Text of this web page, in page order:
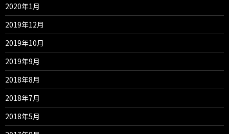
2020年1月
2019年12月
2019年10月
2019年9月
2018年8月
2018年7月
2018年5月